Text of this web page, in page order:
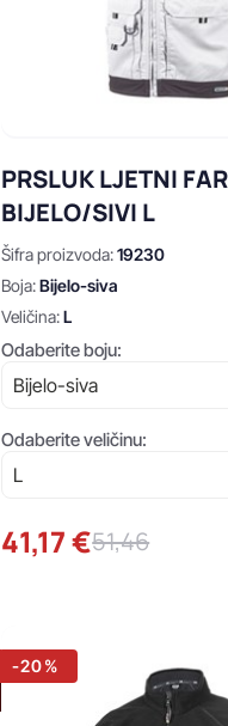
PRSLUK LJETNI
BIJELO/SIVI L
Šifra proizvoda:19230
Boja:Bijelo-siva
Veličina:L
Odaberite boju:
Odaberite veličinu:
41,17 €51,46
-20%